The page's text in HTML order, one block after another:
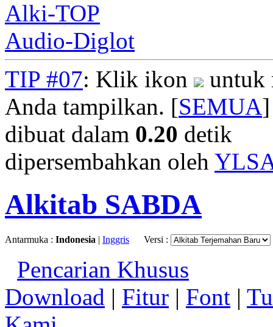
Alki-TOP
Audio-Diglot
TIP #07: Klik ikon
untuk
Anda tampilkan. [SEMUA]
dibuat dalam 0.20 detik
dipersembahkan oleh
Alkitab SABDA
Antarmuka : Indonesia | Inggris Versi :
Pencarian Khusus
Download | Fitur | Font |